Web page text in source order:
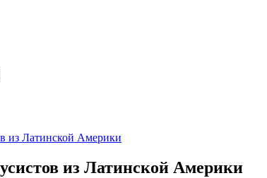
из Латинской Америки
из Латинской Америки